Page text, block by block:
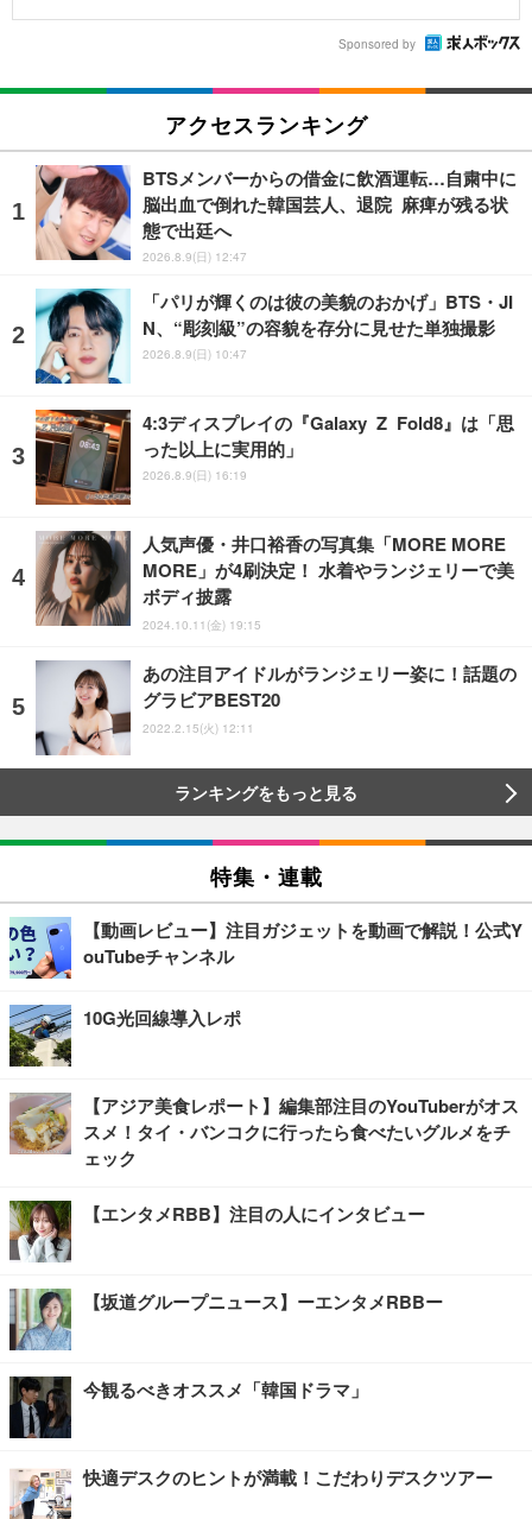
Sponsored by
アクセスランキング
BTSメンバーからの借金に飲酒運転…自粛中に
脳出血で倒れた韓国芸人、退院 麻痺が残る状
態で出廷へ
2026.8.9(日) 12:47
「パリが輝くのは彼の美貌のおかげ」BTS・JI
N、“彫刻級”の容貌を存分に見せた単独撮影
2026.8.9(日) 10:47
4:3ディスプレイの『Galaxy Z Fold8』は「思
った以上に実用的」
2026.8.9(日) 16:19
人気声優・井口裕香の写真集「MORE MORE
MORE」が4刷決定！ 水着やランジェリーで美
ボディ披露
2024.10.11(金) 19:15
あの注目アイドルがランジェリー姿に！話題の
グラビアBEST20
2022.2.15(火) 12:11
ランキングをもっと見る
特集・連載
【動画レビュー】注目ガジェットを動画で解説！公式Y
ouTubeチャンネル
10G光回線導入レポ
【アジア美食レポート】編集部注目のYouTuberがオス
スメ！タイ・バンコクに行ったら食べたいグルメをチ
ェック
【エンタメRBB】注目の人にインタビュー
【坂道グループニュース】ーエンタメRBBー
今観るべきオススメ「韓国ドラマ」
快適デスクのヒントが満載！こだわりデスクツアー